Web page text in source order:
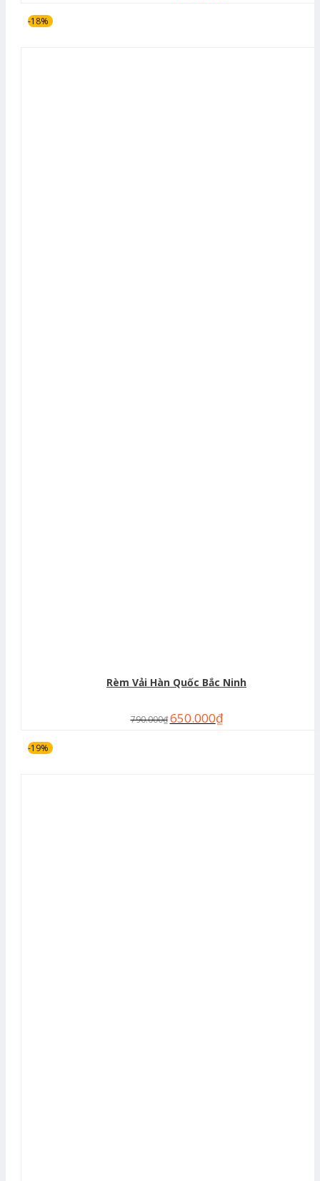
-18%
Rèm Vải Hàn Quốc Bắc Ninh
790.000₫ 650.000₫
-19%